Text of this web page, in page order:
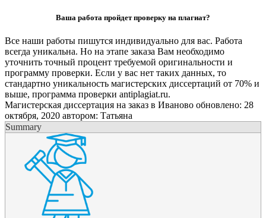
Ваша работа пройдет проверку на плагиат?
Все наши работы пишутся индивидуально для вас. Работа
всегда уникальна. Но на этапе заказа Вам необходимо
уточнить точный процент требуемой оригинальности и
программу проверки. Если у вас нет таких данных, то
стандартно уникальность магистерских диссертаций от 70% и
выше, программа проверки antiplagiat.ru.
Магистерская диссертация на заказ в Иваново обновлено: 28
октября, 2020 автором: Татьяна
Summary